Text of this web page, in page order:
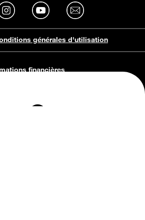
générales d'utilisation
financières